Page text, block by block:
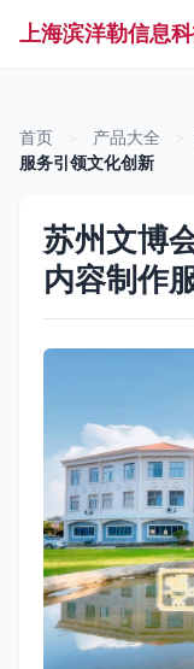
首页 产品大全
服务引领文化创新
苏州文博
内容制作